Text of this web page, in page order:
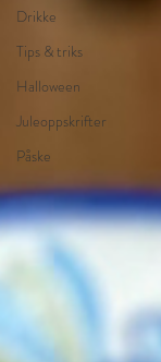
Drikke
Tips & triks
Halloween
Juleoppskrifter
Påske